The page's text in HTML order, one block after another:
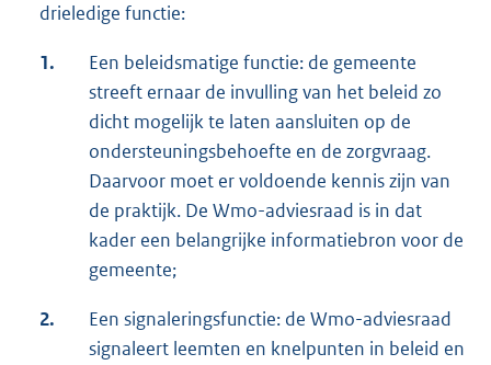
drieledige functie:
1.
Een beleidsmatige functie: de gemeente
streeft ernaar de invulling van het beleid zo
dicht mogelijk te laten aansluiten op de
ondersteuningsbehoefte en de zorgvraag.
Daarvoor moet er voldoende kennis zijn van
de praktijk. De Wmo-adviesraad is in dat
kader een belangrijke informatiebron voor de
gemeente;
2.
Een signaleringsfunctie: de Wmo-adviesraad
signaleert leemten en knelpunten in beleid en